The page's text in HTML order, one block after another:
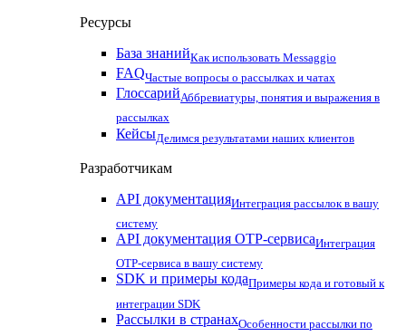
Ресурсы
База знанийКак использовать Messaggio
FAQЧастые вопросы о рассылках и чатах
ГлоссарийАббревиатуры, понятия и выражения в
рассылках
КейсыДелимся результатами наших клиентов
Разработчикам
API документацияИнтеграция рассылок в вашу
систему
API документация OTP-сервисаИнтеграция
OTP-сервиса в вашу систему
SDK и примеры кодаПримеры кода и готовый к
интеграции SDK
Рассылки в странахОсобенности рассылки по